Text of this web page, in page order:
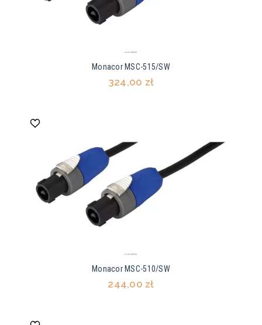
Monacor MSC-515/SW
324,00 zł
Monacor MSC-510/SW
244,00 zł